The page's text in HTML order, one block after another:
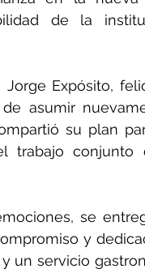
de la
Expósito,
asumir
su plan
trabajo
se
y
un servicio